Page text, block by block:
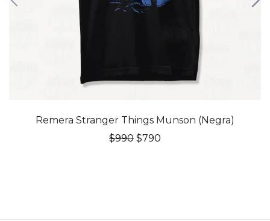
20% OFF
Remera Stranger Things Munson (Negra)
$990 El
$790